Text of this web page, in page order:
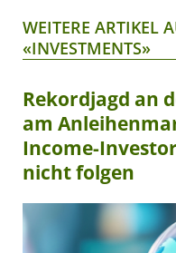
WEITERE ARTIKEL
«INVESTMENTS»
Rekordjagd an
am
Income-
nicht folgen